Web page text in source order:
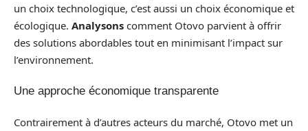
un choix technologique, c’est aussi un choix économique et
écologique. Analysons comment Otovo parvient à offrir
des solutions abordables tout en minimisant l’impact sur
l’environnement.
Une approche économique transparente
Contrairement à d’autres acteurs du marché, Otovo met un